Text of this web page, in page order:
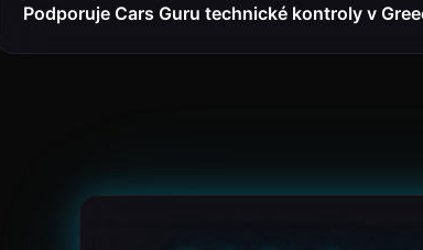
Podporuje Cars Guru technické kontroly v